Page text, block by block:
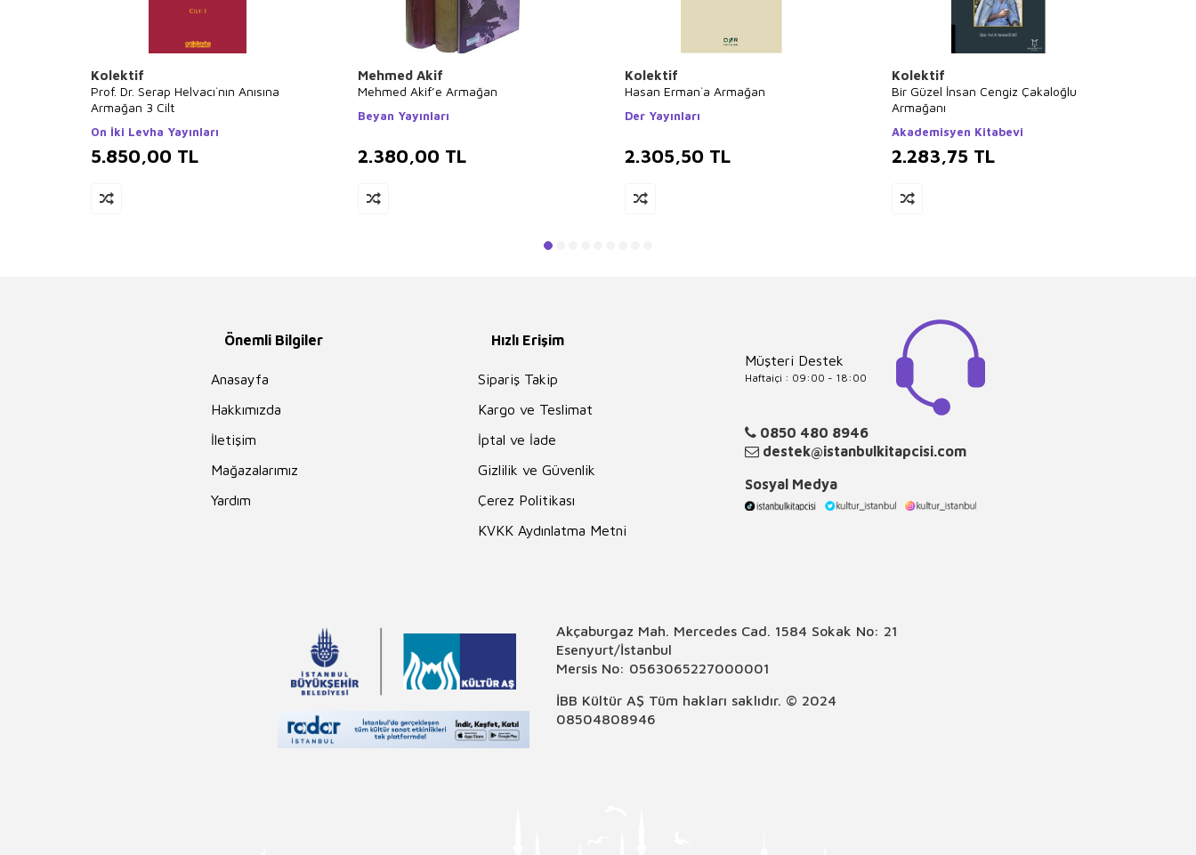
Kolektif
Prof. Dr. Serap Helvacı`nın Anısına
Armağan 3 Cilt
On İki Levha Yayınları
5.850,00 TL
Mehmed Akif
Mehmed Akif’e Armağan
Beyan Yayınları
2.380,00 TL
Kolektif
Hasan Erman`a Armağan
Der Yayınları
2.305,50 TL
Kolektif
Bir Güzel İnsan Cengiz Çakaloğlu
Armağanı
Akademisyen Kitabevi
2.283,75 TL
Önemli Bilgiler
Anasayfa
Hakkımızda
İletişim
Mağazalarımız
Yardım
Hızlı Erişim
Sipariş Takip
Kargo ve Teslimat
İptal ve İade
Gizlilik ve Güvenlik
Çerez Politikası
KVKK Aydınlatma Metni
Müşteri Destek
Haftaiçi : 09:00 - 18:00
0850 480 8946
destek@istanbulkitapcisi.com
Sosyal Medya
Akçaburgaz Mah. Mercedes Cad. 1584 Sokak No: 21
Esenyurt/İstanbul
Mersis No: 0563065227000001
İBB Kültür AŞ Tüm hakları saklıdır. © 2024
08504808946